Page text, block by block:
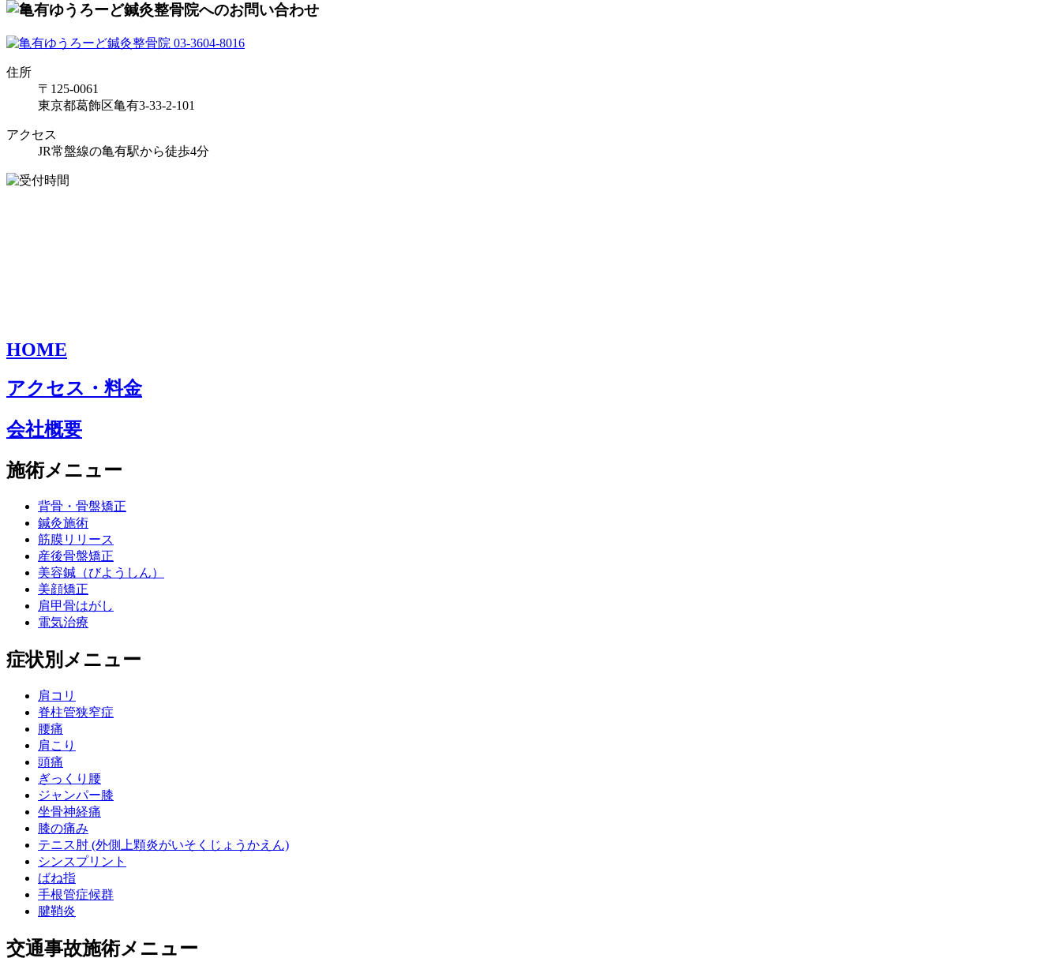
住所
〒125-0061
東京都葛飾区亀有3-33-2-101
アクセス
JR常盤線の亀有駅から徒歩4分
HOME
アクセス・料金
会社概要
施術メニュー
背骨・骨盤矯正
鍼灸施術
筋膜リリース
産後骨盤矯正
美容鍼（びようしん）
美顔矯正
肩甲骨はがし
電気治療
症状別メニュー
肩コリ
脊柱管狭窄症
腰痛
肩こり
頭痛
ぎっくり腰
ジャンパー膝
坐骨神経痛
膝の痛み
テニス肘 (外側上顆炎がいそくじょうかえん)
シンスプリント
ばね指
手根管症候群
腱鞘炎
交通事故施術メニュー